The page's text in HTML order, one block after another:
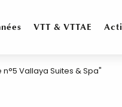
VTT & VTTAE
Vallaya Suites & Spa"